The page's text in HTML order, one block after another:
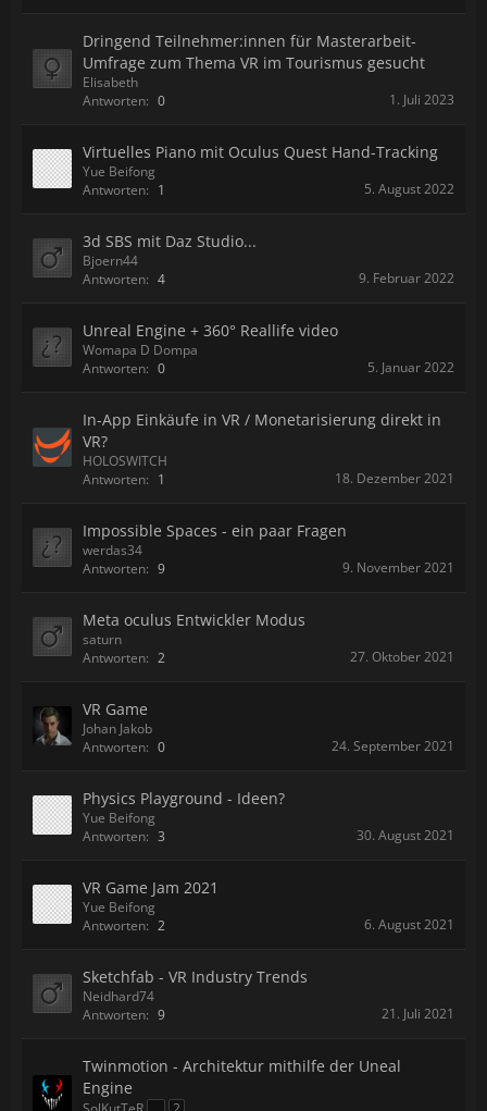
Dringend Teilnehmer:innen für Masterarbeit-
Umfrage zum Thema VR im Tourismus gesucht
Elisabeth
Antworten: 0 1. Juli 2023
Virtuelles Piano mit Oculus Quest Hand-Tracking
Yue Beifong
Antworten: 1 5. August 2022
3d SBS mit Daz Studio...
Bjoern44
Antworten: 4 9. Februar 2022
Unreal Engine + 360° Reallife video
Womapa D Dompa
Antworten: 0 5. Januar 2022
In-App Einkäufe in VR / Monetarisierung direkt in
VR?
HOLOSWITCH
Antworten: 1 18. Dezember 2021
Impossible Spaces - ein paar Fragen
werdas34
Antworten: 9 9. November 2021
Meta oculus Entwickler Modus
saturn
Antworten: 2 27. Oktober 2021
VR Game
Johan Jakob
Antworten: 0 24. September 2021
Physics Playground - Ideen?
Yue Beifong
Antworten: 3 30. August 2021
VR Game Jam 2021
Yue Beifong
Antworten: 2 6. August 2021
Sketchfab - VR Industry Trends
Neidhard74
Antworten: 9 21. Juli 2021
Twinmotion - Architektur mithilfe der Uneal
Engine